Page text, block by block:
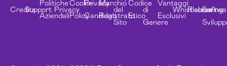
CreditsSupport
Politiche
Aziendali
Privacy
Cookie
Policy
Privacy
Candidati
Marchio
Registrato
del
Sito
Codice
Etico
di
Genere
Vantaggi
Esclusivi
Whistleblowing
Risorse